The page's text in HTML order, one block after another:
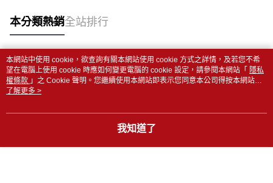
本分類熱銷全站排行
熱門標籤
本網站中使用 cookie，欲查詢有關本網站使用 cookie 方式之詳情，及若您不希
望在電腦上使用 cookie 時應如何變更電腦的 cookie 設定，請參閱本網站「 隱私
權條款 」之 Cookie 聲明。您繼續使用本網站即表示您同意本公司得按本網站使
用條款之 Cookie 聲明使用 cookie。
了解更多 >
我知道了